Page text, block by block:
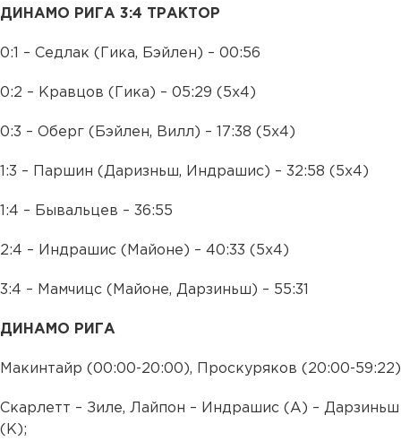
ДИНАМО РИГА 3:4 ТРАКТОР
0:1 – Седлак (Гика, Бэйлен) – 00:56
0:2 – Кравцов (Гика) – 05:29 (5х4)
0:3 – Оберг (Бэйлен, Вилл) – 17:38 (5х4)
1:3 – Паршин (Даризньш, Индрашис) – 32:58 (5х4)
1:4 – Бывальцев – 36:55
2:4 – Индрашис (Майоне) – 40:33 (5х4)
3:4 – Мамчицс (Майоне, Дарзиньш) – 55:31
ДИНАМО РИГА
Макинтайр (00:00-20:00), Проскуряков (20:00-59:22)
Скарлетт – Зиле, Лайпон – Индрашис (А) – Дарзиньш
(К);